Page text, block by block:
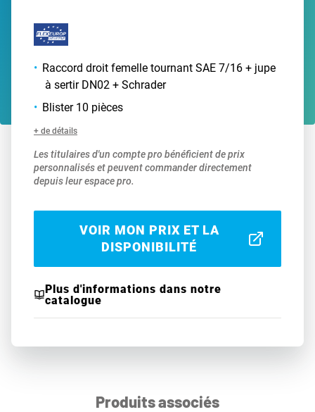
Raccord droit femelle tournant SAE 7/16 + jupe
à sertir DN02 + Schrader
Blister 10 pièces
+ de détails
Les titulaires d'un compte pro bénéficient de prix
personnalisés et peuvent commander directement
depuis leur espace pro.
VOIR MON PRIX ET LA
DISPONIBILITÉ
Plus d'informations dans notre
catalogue
Produits associés